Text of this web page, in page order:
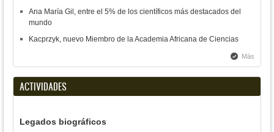
Ana María Gil, entre el 5% de los científicos más destacados del
mundo
Kacprzyk, nuevo Miembro de la Academia Africana de Ciencias
Más
ACTIVIDADES
Legados biográficos